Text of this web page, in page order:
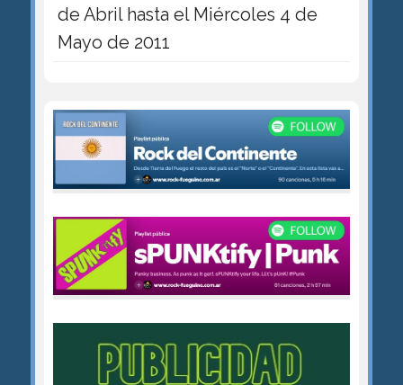
de Abril hasta el Miércoles 4 de
Mayo de 2011